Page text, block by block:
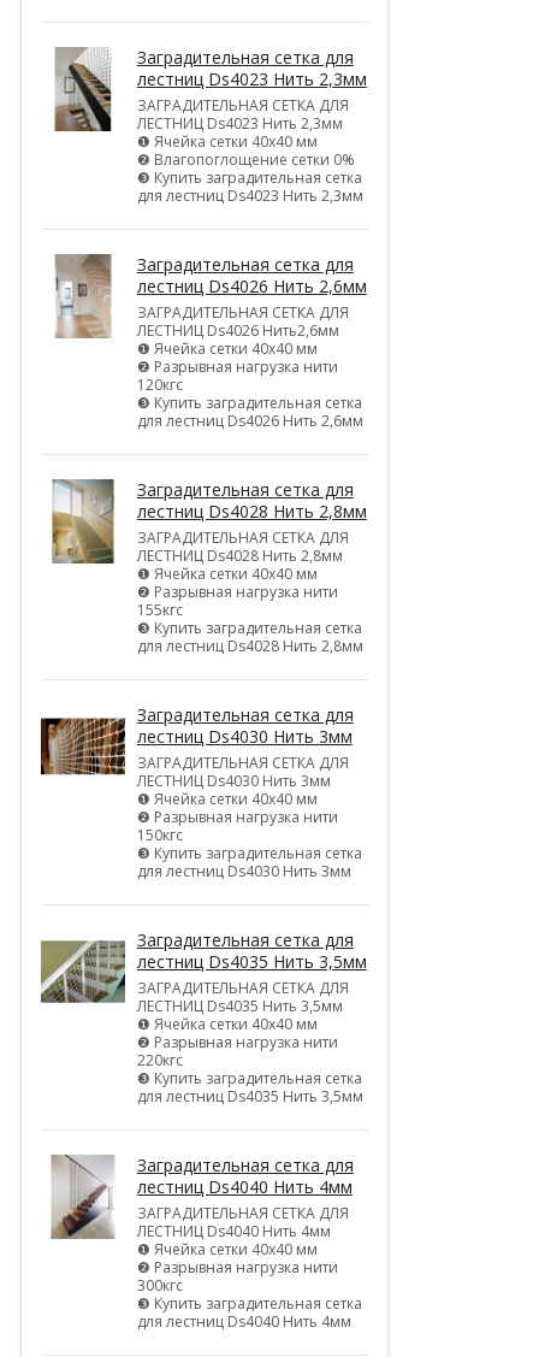
Заградительная сетка для
лестниц Ds4023 Нить 2,3мм
ЗАГРАДИТЕЛЬНАЯ СЕТКА ДЛЯ
ЛЕСТНИЦ Ds4023 Нить 2,3мм
❶ Ячейка сетки 40х40 мм
❷ Влагопоглощение сетки 0%
❸ Купить заградительная сетка
для лестниц Ds4023 Нить 2,3мм
Заградительная сетка для
лестниц Ds4026 Нить 2,6мм
ЗАГРАДИТЕЛЬНАЯ СЕТКА ДЛЯ
ЛЕСТНИЦ Ds4026 Нить2,6мм
❶ Ячейка сетки 40х40 мм
❷ Разрывная нагрузка нити
120кгс
❸ Купить заградительная сетка
для лестниц Ds4026 Нить 2,6мм
Заградительная сетка для
лестниц Ds4028 Нить 2,8мм
ЗАГРАДИТЕЛЬНАЯ СЕТКА ДЛЯ
ЛЕСТНИЦ Ds4028 Нить 2,8мм
❶ Ячейка сетки 40х40 мм
❷ Разрывная нагрузка нити
155кгс
❸ Купить заградительная сетка
для лестниц Ds4028 Нить 2,8мм
Заградительная сетка для
лестниц Ds4030 Нить 3мм
ЗАГРАДИТЕЛЬНАЯ СЕТКА ДЛЯ
ЛЕСТНИЦ Ds4030 Нить 3мм
❶ Ячейка сетки 40х40 мм
❷ Разрывная нагрузка нити
150кгс
❸ Купить заградительная сетка
для лестниц Ds4030 Нить 3мм
Заградительная сетка для
лестниц Ds4035 Нить 3,5мм
ЗАГРАДИТЕЛЬНАЯ СЕТКА ДЛЯ
ЛЕСТНИЦ Ds4035 Нить 3,5мм
❶ Ячейка сетки 40х40 мм
❷ Разрывная нагрузка нити
220кгс
❸ Купить заградительная сетка
для лестниц Ds4035 Нить 3,5мм
Заградительная сетка для
лестниц Ds4040 Нить 4мм
ЗАГРАДИТЕЛЬНАЯ СЕТКА ДЛЯ
ЛЕСТНИЦ Ds4040 Нить 4мм
❶ Ячейка сетки 40х40 мм
❷ Разрывная нагрузка нити
300кгс
❸ Купить заградительная сетка
для лестниц Ds4040 Нить 4мм